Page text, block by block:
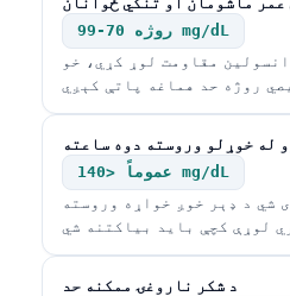
روژه 70-99 mg/dL
مقاومت لوړ کړي، خو
له خوړلو وروسته دوه ساعته
عموماً <140 mg/dL
شي د ډېر خوږ خواړه وروسته
د شکر ناروغۍ ممکنه حد